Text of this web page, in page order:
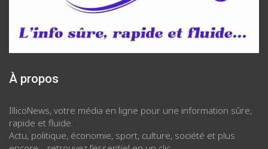
À propos
IllicoNews, votre média en ligne pour une information sûre,
rapide et fluide.
Actu, politique, économie, sport, culture, société et plus